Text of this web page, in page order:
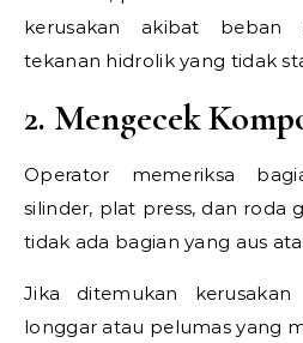
kerusakan akibat beban
tekanan hidrolik yang tidak
2. Mengecek
Operator memeriksa
silinder, plat press, dan roda
tidak ada bagian yang aus
Jika ditemukan
longgar atau pelumas yang